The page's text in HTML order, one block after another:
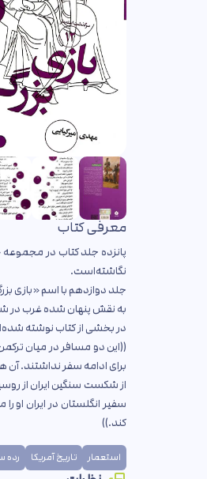
معرفی کتاب
پانزده جلد کتاب در
نگاشته‌است.
جلد دوازدهم با اسم «بازی
به نقش پنهان شده غرب در
در بخشی از کتاب نوشته
((این دو مسافر در میان
برای ادامه سفر نداشتند. آن
از شکست سنگین ایران از
سفیر انگلستان در ایران او
کند.))
استعمار تاریخ آمریکا رده سنی 12